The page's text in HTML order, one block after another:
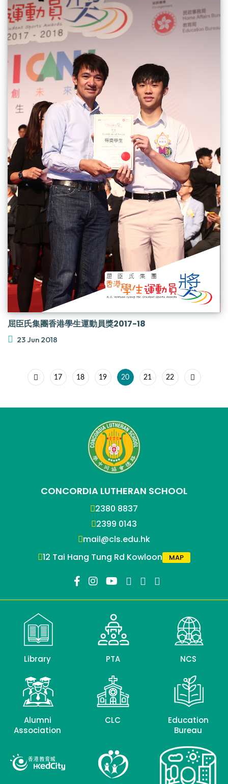
屈臣氏集團香港學生運動員獎2017-18
23 Jun 2018
17 18 19 20 21 22
CONCORDIA LUTHERAN SCHOOL
2380 8837
2399 0143
mail@cls.edu.hk
12 Tai Hang Tung Rd Kowloon
MAP
Library PTA NCS
Alumni
Association
CLC
Education
Bureau